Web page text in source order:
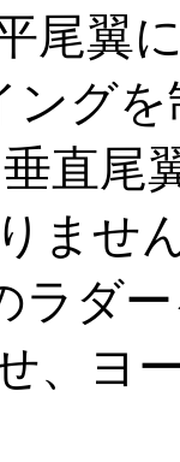
尾翼
ング
直尾
ませ
ラダ
、ヨ